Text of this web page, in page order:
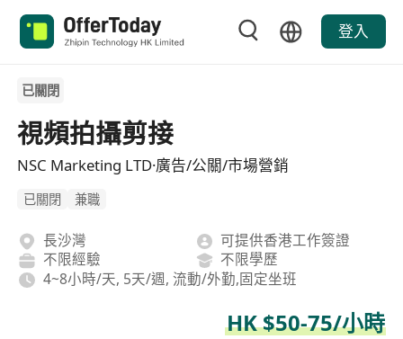
登入
已關閉
視頻拍攝剪接
NSC Marketing LTD·廣告/公關/市場營銷
已關閉 兼職
長沙灣
可提供香港工作簽證
不限經驗
不限學歷
4~8小時/天, 5天/週, 流動/外勤,固定坐班
HK $50-75/小時